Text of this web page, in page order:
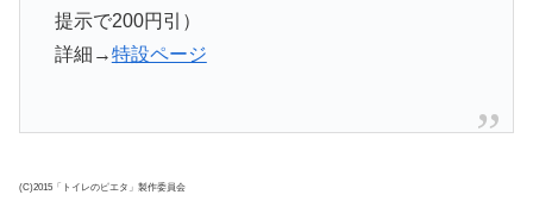
提示で200円引）
詳細→特設ページ
(C)2015「トイレのピエタ」製作委員会